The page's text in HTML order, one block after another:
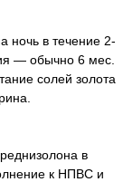
ночь в течение 2-
— обычно 6 мес.
солей золота
в
к НПВС и